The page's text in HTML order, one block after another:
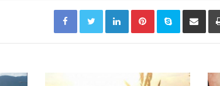
FacebookTwitterLinkedInPinterestSkype Сподели преку